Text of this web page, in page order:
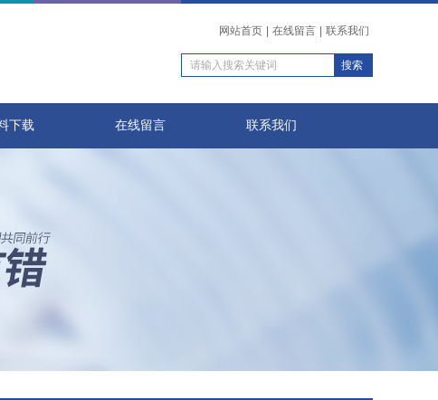
网站首页 在线留言 联系我们
下载 在线留言 联系我们